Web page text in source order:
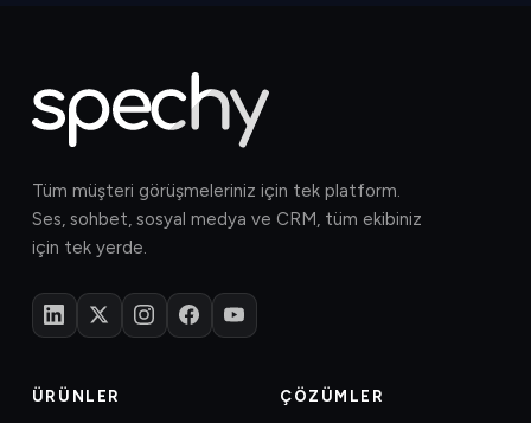
Tüm müşteri görüşmeleriniz için tek platform.
Ses, sohbet, sosyal medya ve CRM, tüm ekibiniz
için tek yerde.
ÜRÜNLER ÇÖZÜMLER